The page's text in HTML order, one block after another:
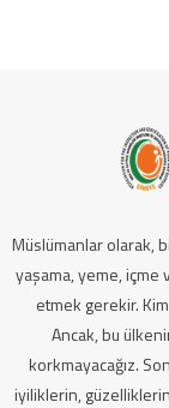
Müslümanlar olarak,
yaşama, yeme, içme
etmek gerekir.
Ancak, bu
korkmayacağız.
iyiliklerin,